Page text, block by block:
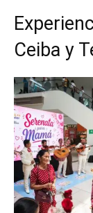
Ceiba y